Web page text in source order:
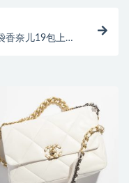
香奈儿19包上身